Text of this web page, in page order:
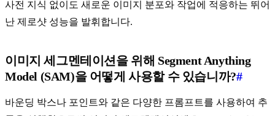
사전 지식 없이도 새로운 이미지 분포와 작업에 적응하는 뛰어
난 제로샷 성능을 발휘합니다.
이미지 세그멘테이션을 위해 Segment Anything
Model (SAM)을 어떻게 사용할 수 있습니까?#
바운딩 박스나 포인트와 같은 다양한 프롬프트를 사용하여 추